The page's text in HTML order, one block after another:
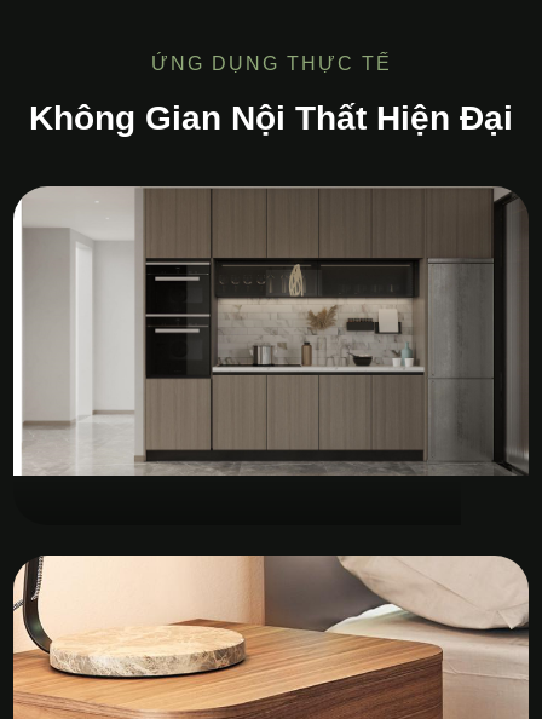
ỨNG DỤNG THỰC TẾ
Không Gian Nội Thất Hiện Đại